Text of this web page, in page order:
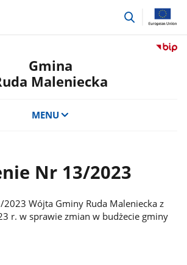
przejdź
Przejdź
Gmina
Maleniecka
MENU
Nr 13/2023
2023 Wójta Gminy Ruda Maleniecka z
r. w sprawie zmian w budżecie gminy